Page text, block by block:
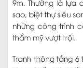
9m. Thường là lựa
sao, biệt thự siêu
những công trình
thẩm mỹ vượt trội.
Tranh thông tầng